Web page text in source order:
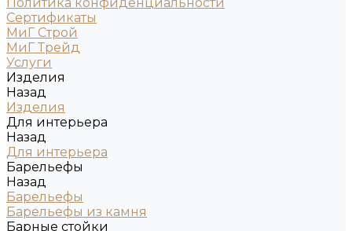
Сертификаты
МиГ Строй
МиГ Трейд
Услуги
Изделия
Назад
Изделия
Для интерьера
Назад
Для интерьера
Барельефы
Назад
Барельефы
Барельефы из камня
Барные стойки